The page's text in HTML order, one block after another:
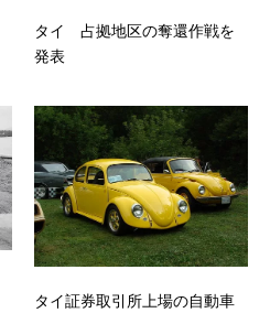
タイ 占拠地区の奪還作戦を
発表
タイ証券取引所上場の自動車